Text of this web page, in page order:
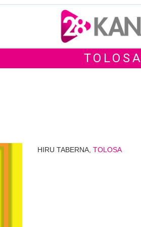
TOLOSA
HIRU TABERNA, TOLOSA